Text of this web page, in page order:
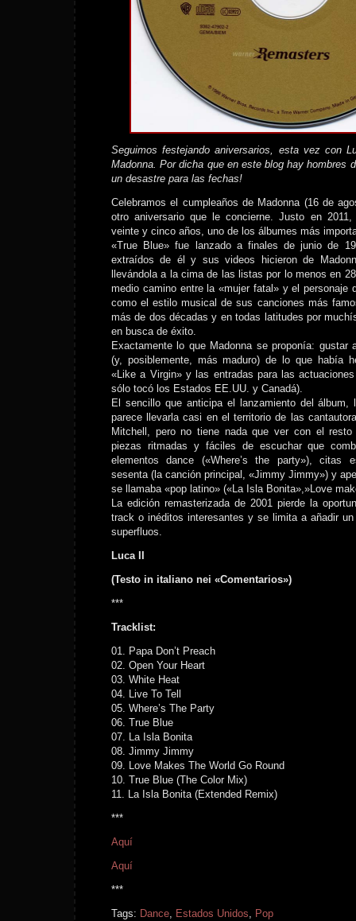
Seguimos festejando aniversarios, esta vez con
Madonna. Por dicha que en este blog hay hombres
un desastre para las fechas!
Celebramos el cumpleaños de Madonna (16 de
otro aniversario que le concierne. Justo en
veinte y cinco años, uno de los álbumes más
«True Blue» fue lanzado a finales de junio de
extraídos de él y sus videos hicieron de
llevándola a la cima de las listas por lo menos en
medio camino entre la «mujer fatal» y el personaje
como el estilo musical de sus canciones más
más de dos décadas y en todas latitudes por
en busca de éxito.
Exactamente lo que Madonna se proponía: gustar
(y, posiblemente, más maduro) de lo que había
«Like a Virgin» y las entradas para las
sólo tocó los Estados EE.UU. y Canadá).
El sencillo que anticipa el lanzamiento del álbum,
parece llevarla casi en el territorio de las
Mitchell, pero no tiene nada que ver con el
piezas ritmadas y fáciles de escuchar que
elementos dance («Where’s the party»), citas
sesenta (la canción principal, «Jimmy Jimmy») y
se llamaba «pop latino» («La Isla Bonita»,»Love
La edición remasterizada de 2001 pierde la
track o inéditos interesantes y se limita a añadir
superfluos.
Luca II
(Testo in italiano nei «Comentarios»)
***
Tracklist:
01. Papa Don’t Preach
02. Open Your Heart
03. White Heat
04. Live To Tell
05. Where’s The Party
06. True Blue
07. La Isla Bonita
08. Jimmy Jimmy
09. Love Makes The World Go Round
10. True Blue (The Color Mix)
11. La Isla Bonita (Extended Remix)
***
Aquí
Aquí
***
Tags: Dance, Estados Unidos, Pop